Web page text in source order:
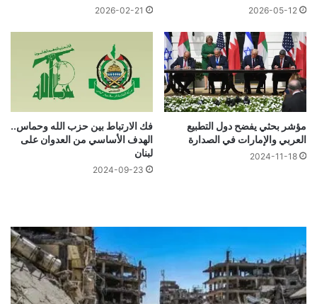
2026-05-12
2026-02-21
مؤشر بحثي يفضح دول التطبيع
العربي والإمارات في الصدارة
2024-11-18
فك الارتباط بين حزب الله وحماس..
الهدف الأساسي من العدوان على
لبنان
2024-09-23